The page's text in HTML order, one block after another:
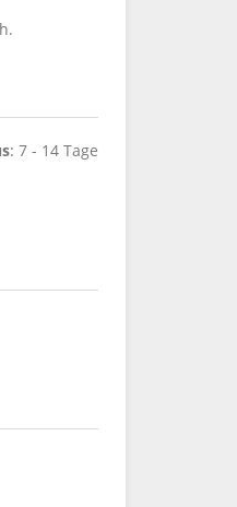
: 7 - 14 Tage